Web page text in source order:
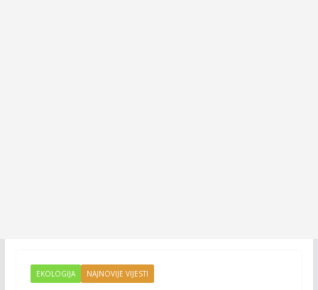
EKOLOGIJA NAJNOVIJE VIJESTI